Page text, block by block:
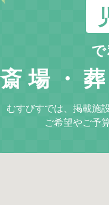
斎場・
むすびすでは、掲載施
ご希望やご予